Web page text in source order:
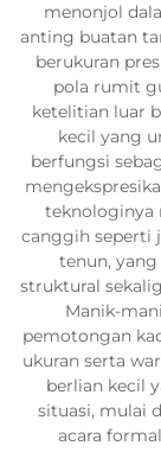
menonjol
anting buatan
berukuran
pola rumit
ketelitian luar
kecil yang
berfungsi
teknologinya
canggih seperti
tenun,
struktural
Manik-
pemotongan
ukuran serta
berlian kecil
situasi, mulai
acara